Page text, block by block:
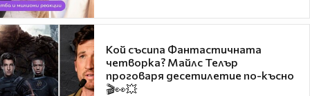
Кой съсипа Фантастичната
четворка? Майлс Телър
проговаря десетилетие по-късно
🎬👀💥